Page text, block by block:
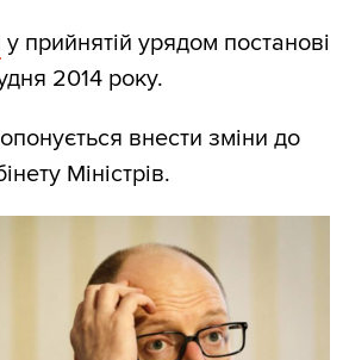
у прийнятій урядом постанові
2014 року.
внести зміни до
Міністрів.